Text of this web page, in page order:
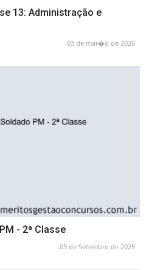
13: Administração e
03 de mar�o de 2026
- 2ª Classe
03 de Setembro de 2025